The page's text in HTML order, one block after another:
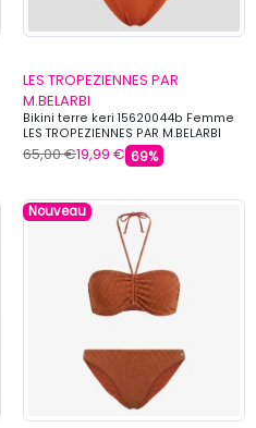
LES TROPEZIENNES PAR
M.BELARBI
Bikini terre keri 15620044b Femme
LES TROPEZIENNES PAR M.BELARBI
65,00 €19,99 € 69%
Nouveau